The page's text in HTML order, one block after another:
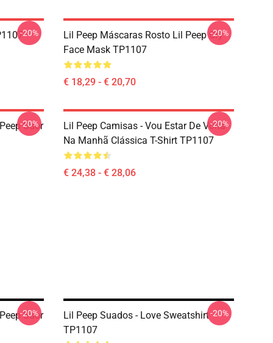
-20%
Lil Peep Máscaras Rosto Lil Peep Cry
Face Mask TP1107
€ 18,29 - € 20,70
-20%
Suor
-20%
Lil Peep Camisas - Vou Estar De Volta
Na Manhã Clássica T-Shirt TP1107
€ 24,38 - € 28,06
-20%
Suor
-20%
Lil Peep Suados - Love Sweatshirt
TP1107
-20%